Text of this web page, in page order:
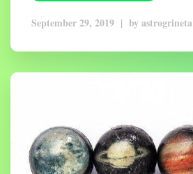
September 29, 2019 | byastrogrineta